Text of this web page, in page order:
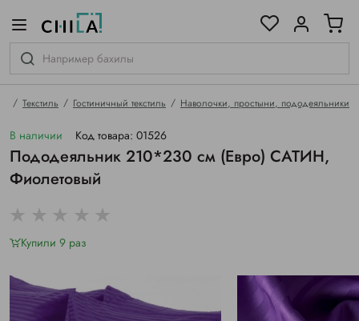
Текстиль Гостиничный текстиль Наволочки, простыни, пододеяльники
В наличии Код товара: 01526
Пододеяльник 210*230 см (Евро) САТИН,
Фиолетовый
Купили 9 раз
гамме